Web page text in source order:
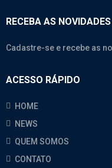
RECEBA AS NOVIDADES
Cadastre-se e recebe as
ACESSO RÁPIDO
HOME
NEWS
QUEM SOMOS
CONTATO